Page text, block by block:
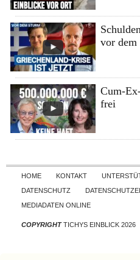
vor dem
Cum-
frei
HOME KONTAKT
DATENSCHUTZ
MEDIADATEN ONLINE
COPYRIGHTTICHYS EINBLICK 2026